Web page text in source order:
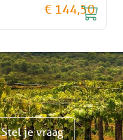
€ 144,50
Stel je vraag